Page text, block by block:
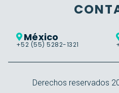
Control Tower
Warehouse Tasking
México
+52 (55) 5282-1321
Derechos reservados